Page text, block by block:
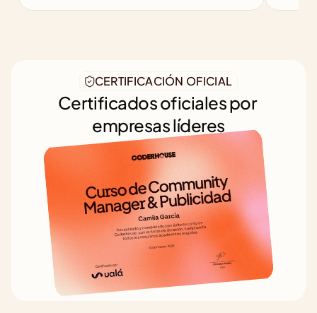
CERTIFICACIÓN OFICIAL
Certificados oficiales por
empresas líderes